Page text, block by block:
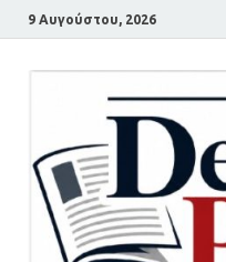
9 Αυγούστου, 2026